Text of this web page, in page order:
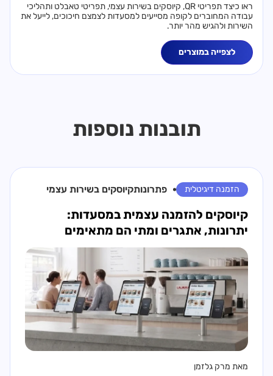
ראו כיצד תפריטי QR, קיוסקים בשירות עצמי, תפריטי טאבלט ותהליכי
עבודה המחוברים לקופה מסייעים למסעדות לצמצם חיכוכים, לייעל את
השירות ולהגיש מהר יותר.
לצפייה במוצרים
תובנות נוספות
הזמנה דיגיטלית פתרונותקיוסקים בשירות עצמי
קיוסקים להזמנה עצמית במסעדות:
יתרונות, אתגרים ומתי הם מתאימים
מאת מרק גלזמן